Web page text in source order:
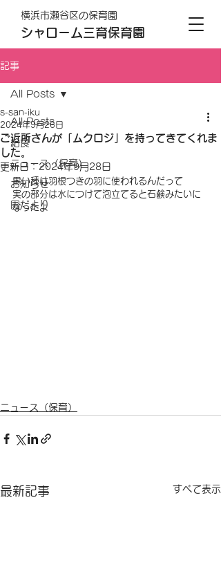
横浜市瀬谷区の保育園
シャローム三育保育園
記事
All Posts
給食
ニュース（保育）
お知らせ
園だより
All Posts
ご近所さんが「ムクロジ」を持ってきてくれま
した。
s-san-iku
2024年9月26日
更新日：2024年9月28日
黒い種は羽根つきの羽に使われるんだって
実の部分は水につけて泡立てると石鹸みたいに
なったよ
ニュース（保育）
最新記事 すべて表示